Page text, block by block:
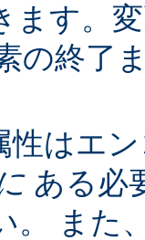
ます。
の終了
性はエ
ある必
。 また